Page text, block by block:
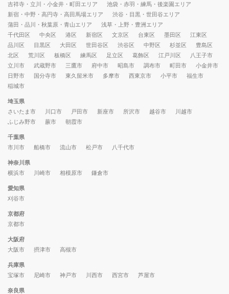
吉祥寺・立川・小金井・町田エリア
池袋・赤羽・練馬・後楽園エリア
新宿・中野・高円寺・高田馬場エリア
渋谷・目黒・世田谷エリア
蒲田・品川・秋葉原・青山エリア
浅草・上野・豊洲エリア
千代田区
中央区 港区 新宿区 文京区 台東区 墨田区
江東区
品川区
目黒区 大田区 世田谷区 渋谷区 中野区 杉並区
豊島区
北区
荒川区 板橋区 練馬区 足立区 葛飾区 江戸川区
八王子市
立川市
武蔵野市 三鷹市 府中市 昭島市 調布市 町田市
小金井市
日野市
国分寺市 東久留米市 多摩市 西東京市 小平市
福生市
稲城市
埼玉県
さいたま市
川口市 戸田市 新座市 所沢市 越谷市
川越市
ふじみ野市
蕨市 朝霞市
千葉県
市川市
船橋市 流山市 松戸市 八千代市
神奈川県
横浜市
川崎市 相模原市 鎌倉市
愛知県
刈谷市
京都府
京都市
大阪府
大阪市
摂津市 高槻市
兵庫県
宝塚市
尼崎市 神戸市 川西市 西宮市 芦屋市
奈良県